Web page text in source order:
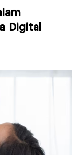
Digital